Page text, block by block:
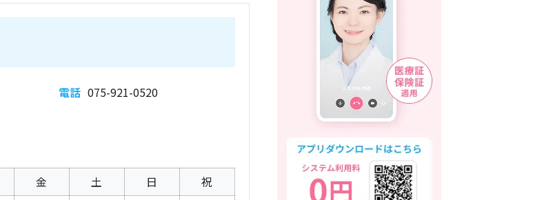
電話 075-921-0520
金 土 日 祝